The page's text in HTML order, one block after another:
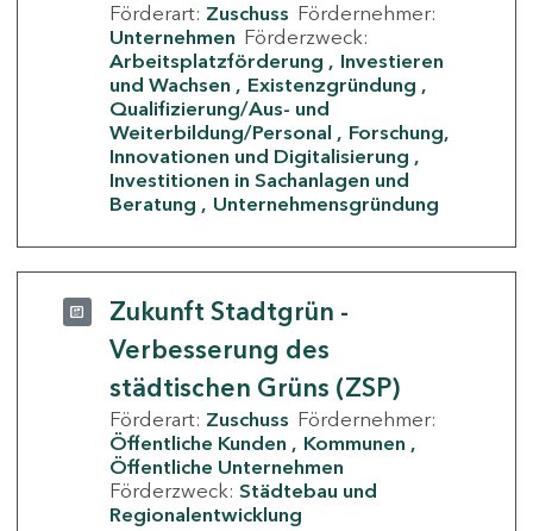
Förderart: Zuschuss Fördernehmer:
Unternehmen Förderzweck:
Arbeitsplatzförderung
Investieren
und Wachsen
Existenzgründung
Qualifizierung/Aus- und
Weiterbildung/Personal
Forschung,
Innovationen und Digitalisierung
Investitionen in Sachanlagen und
Beratung
Unternehmensgründung
Zukunft Stadtgrün -
Verbesserung des
städtischen Grüns (ZSP)
Förderart: Zuschuss Fördernehmer:
Öffentliche Kunden
Kommunen
Öffentliche Unternehmen
Förderzweck: Städtebau und
Regionalentwicklung